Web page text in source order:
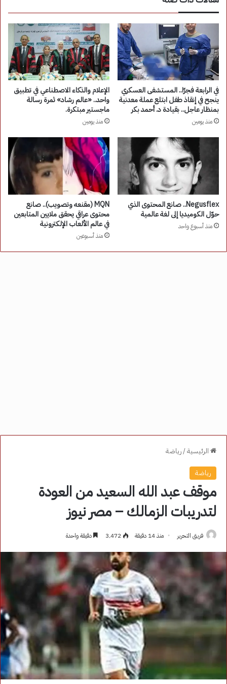
في الرابعة فجرًا.. المستشفى العسكري
ينجح في إنقاذ طفل ابتلع عملة معدنية
بمنظار عاجل.. بقيادة د. أحمد بكر
منذ يومين
الإعلام والذكاء الاصطناعي في تطبيق
واحد.. «عالم رشاد» ثمرة رسالة
ماجستير مبتكرة.
منذ يومين
Negusflex.. صانع المحتوى الذي
حوّل الكوميديا إلى لغة عالمية
منذ أسبوع واحد
MQN (مقنعه وتصويب).. صانع
محتوى عراقي يحقق ملايين المتابعين
في عالم الألعاب الإلكترونية
منذ أسبوعين